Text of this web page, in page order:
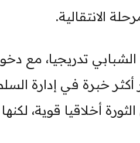
الانتقالية.
تدريجيا، مع
أكثر خبرة في إدارة
أخلاقيا قوية،